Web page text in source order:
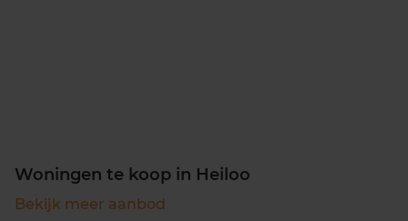
Woningen te koop in Heiloo
Bekijk meer aanbod